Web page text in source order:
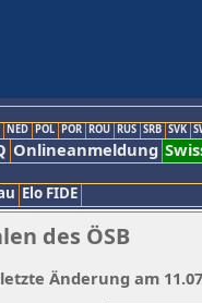
NED POL POR ROU RUS SRB SVK
Onlineanmeldung
Elo FIDE
des ÖSB
letzte Änderung am